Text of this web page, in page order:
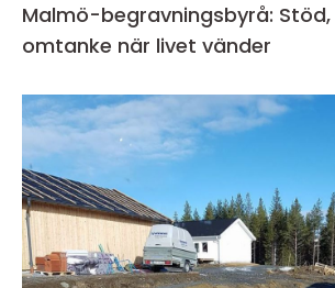
Malmö-begravningsbyrå:
omtanke när livet vänder